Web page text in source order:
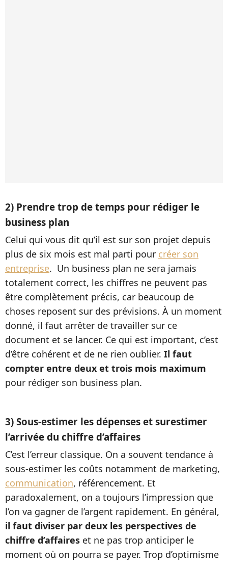
2) Prendre trop de temps pour rédiger le
business plan
Celui qui vous dit qu’il est sur son projet depuis
plus de six mois est mal parti pour créer son
entreprise. Un business plan ne sera jamais
totalement correct, les chiffres ne peuvent pas
être complètement précis, car beaucoup de
choses reposent sur des prévisions. À un moment
donné, il faut arrêter de travailler sur ce
document et se lancer. Ce qui est important, c’est
d’être cohérent et de ne rien oublier. Il faut
compter entre deux et trois mois maximum
pour rédiger son business plan.
3) Sous-estimer les dépenses et surestimer
l’arrivée du chiffre d’affaires
C’est l’erreur classique. On a souvent tendance à
sous-estimer les coûts notamment de marketing,
communication, référencement. Et
paradoxalement, on a toujours l’impression que
l’on va gagner de l’argent rapidement. En général,
il faut diviser par deux les perspectives de
chiffre d’affaires et ne pas trop anticiper le
moment où on pourra se payer. Trop d’optimisme